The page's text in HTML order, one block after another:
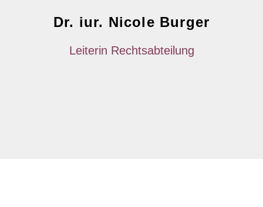
Dr. iur. Nicole Burger
Leiterin Rechtsabteilung